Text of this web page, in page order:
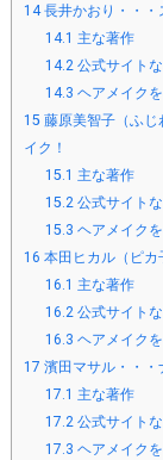
14長井かおり・・・
14.1 主な著作
14.2 公式サイト
14.3 ヘアメイク
15藤原美智子（ふじ
イク！
15.1 主な著作
15.2 公式サイト
15.3 ヘアメイク
16 本田ヒカル（ピカ
16.1 主な著作
16.2 公式サイト
16.3 ヘアメイク
17 濱田マサル・・・
17.1 主な著作
17.2 公式サイト
17.3 ヘアメイク